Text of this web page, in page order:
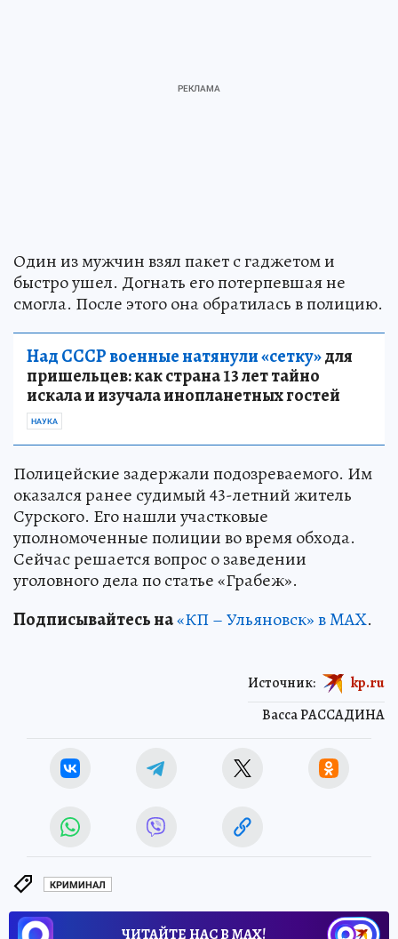
Один из мужчин взял пакет с гаджетом и
быстро ушел. Догнать его потерпевшая не
смогла. После этого она обратилась в полицию.
Над СССР военные натянули «сетку»для
пришельцев: как страна 13 лет тайно
искала и изучала инопланетных гостей
НАУКА
Полицейские задержали подозреваемого. Им
оказался ранее судимый 43-летний житель
Сурского. Его нашли участковые
уполномоченные полиции во время обхода.
Сейчас решается вопрос о заведении
уголовного дела по статье «Грабеж».
Подписывайтесь на«КП – Ульяновск» в MAX.
Васса РАССАДИНА
Источник: kp.ru
КРИМИНАЛ
ЧИТАЙТЕ НАС В МАХ!